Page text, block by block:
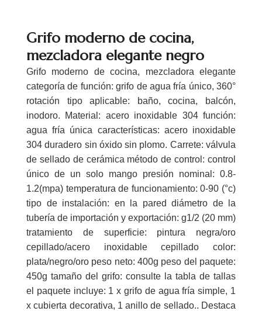
Grifo moderno de cocina,
mezcladora elegante negro
Grifo moderno de cocina, mezcladora elegante
categoría de función: grifo de agua fría único, 360°
rotación tipo aplicable: baño, cocina, balcón,
inodoro. Material: acero inoxidable 304 función:
agua fría única características: acero inoxidable
304 duradero sin óxido sin plomo. Carrete: válvula
de sellado de cerámica método de control: control
único de un solo mango presión nominal: 0.8-
1.2(mpa) temperatura de funcionamiento: 0-90 (°c)
tipo de instalación: en la pared diámetro de la
tubería de importación y exportación: g1/2 (20 mm)
tratamiento de superficie: pintura negra/oro
cepillado/acero inoxidable cepillado color:
plata/negro/oro peso neto: 400g peso del paquete:
450g tamaño del grifo: consulte la tabla de tallas
el paquete incluye: 1 x grifo de agua fría simple, 1
x cubierta decorativa, 1 anillo de sellado.. Destaca